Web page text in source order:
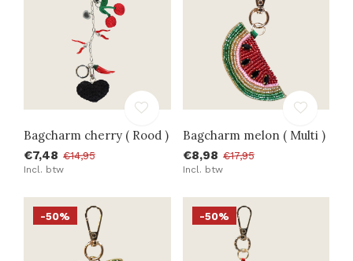
Bagcharm cherry ( Rood )
€7,48 €14,95
Incl. btw
Bagcharm melon ( Multi )
€8,98 €17,95
Incl. btw
-50% -50%